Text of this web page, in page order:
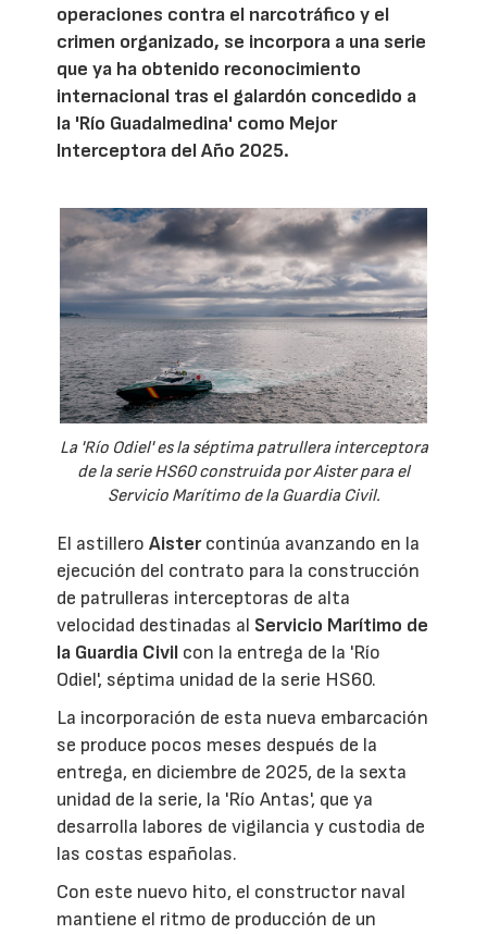
operaciones contra el narcotráfico y el
crimen organizado, se incorpora a una serie
que ya ha obtenido reconocimiento
internacional tras el galardón concedido a
la 'Río Guadalmedina' como Mejor
Interceptora del Año 2025.
La 'Río Odiel' es la séptima patrullera interceptora
de la serie HS60 construida por Aister para el
Servicio Marítimo de la Guardia Civil.
El astilleroAistercontinúa avanzando en la
ejecución del contrato para la construcción
de patrulleras interceptoras de alta
velocidad destinadas al Servicio Marítimo de
la Guardia Civil con la entrega de la 'Río
Odiel', séptima unidad de la serie HS60.
La incorporación de esta nueva embarcación
se produce pocos meses después de la
entrega, en diciembre de 2025, de la sexta
unidad de la serie, la 'Río Antas', que ya
desarrolla labores de vigilancia y custodia de
las costas españolas.
Con este nuevo hito, el constructor naval
mantiene el ritmo de producción de un